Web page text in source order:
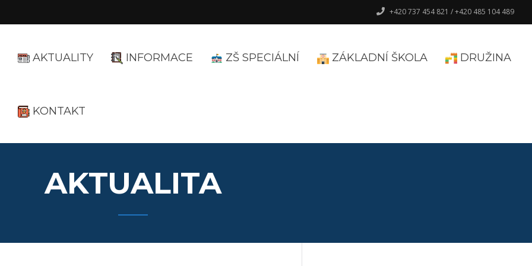
+420 737 454 821 / +420 485 104 489
AKTUALITY INFORMACE ZŠ SPECIÁLNÍ ZÁKLADNÍ ŠKOLA DRUŽINA
KONTAKT
AKTUALITA